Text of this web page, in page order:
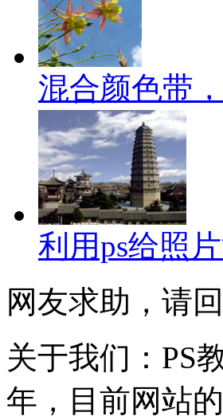
混合颜色带
利用ps给照
网友求助，请回
关于我们：PS
年，目前网站